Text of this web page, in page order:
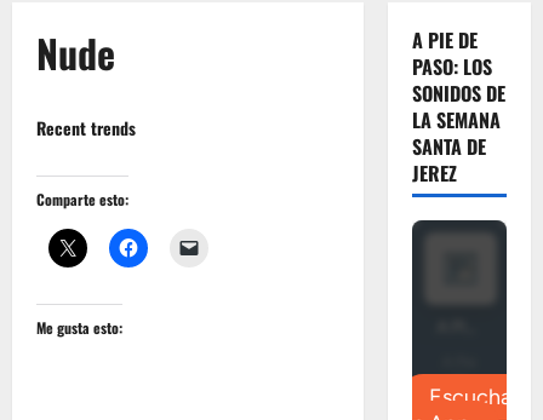
Nude
Recent trends
Comparte esto:
Me gusta esto:
A PIE DE
PASO: LOS
SONIDOS DE
LA SEMANA
SANTA DE
JEREZ